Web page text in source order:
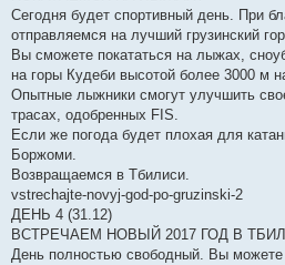
Сегодня будет спортивный день. При
отправляемся на лучший грузинский
Вы сможете покататься на лыжах,
на горы Кудеби высотой более 3000 м
Опытные лыжники смогут улучшить
трасах, одобренных FIS.
Если же погода будет плохая для
Боржоми.
Возвращаемся в Тбилиси.
vstrechajte-novyj-god-po-gruzinski-2
ДЕНЬ 4 (31.12)
ВСТРЕЧАЕМ НОВЫЙ 2017 ГОД В
День полностью свободный. Вы можете